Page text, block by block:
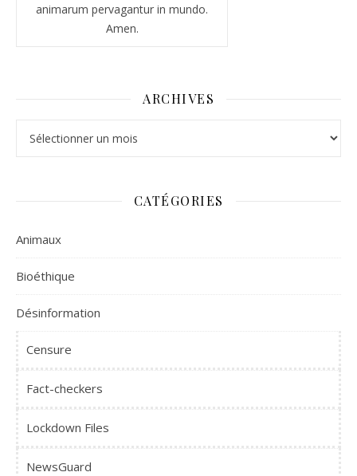
animarum pervagantur in mundo.
Amen.
ARCHIVES
CATÉGORIES
Animaux
Bioéthique
Désinformation
Censure
Fact-checkers
Lockdown Files
NewsGuard